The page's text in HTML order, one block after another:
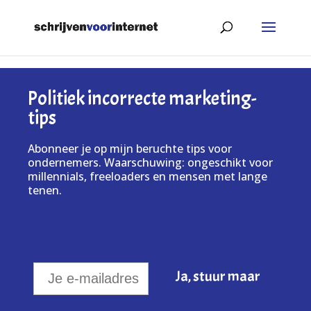
Politiek incorrecte marketing-
tips
Abonneer je op mijn beruchte tips voor
ondernemers. Waarschuwing: ongeschikt voor
millennials, freeloaders en mensen met lange
tenen.